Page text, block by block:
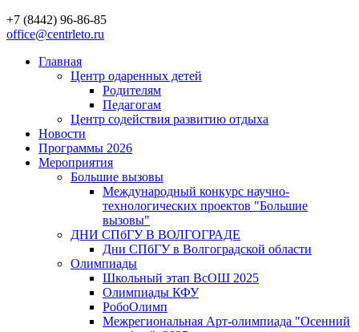
+7 (8442) 96-86-85
office@centrleto.ru
Главная
Центр одаренных детей
Родителям
Педагогам
Центр содействия развитию отдыха
Новости
Программы 2026
Мероприятия
Большие вызовы
Международный конкурс научно-
технологических проектов "Большие
вызовы"
ДНИ СПбГУ В ВОЛГОГРАДЕ
Дни СПбГУ в Волгоградской области
Олимпиады
Школьный этап ВсОШ 2025
Олимпиады КФУ
РобоОлимп
Межрегиональная Арт-олимпиада "Осенний